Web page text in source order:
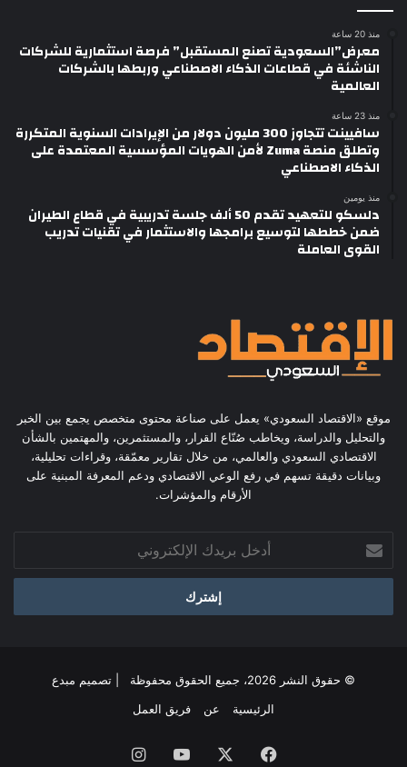
منذ 20 ساعة
معرض”السعودية تصنع المستقبل” فرصة استثمارية للشركات
الناشئة في قطاعات الذكاء الاصطناعي وربطها بالشركات
العالمية
منذ 23 ساعة
سافيينت تتجاوز 300 مليون دولار من الإيرادات السنوية المتكررة
وتطلق منصة Zuma لأمن الهويات المؤسسية المعتمدة على
الذكاء الاصطناعي
منذ يومين
دلسكو للتعهيد تقدم 50 ألف جلسة تدريبية في قطاع الطيران
ضمن خططها لتوسيع برامجها والاستثمار في تقنيات تدريب
القوى العاملة
موقع «الاقتصاد السعودي» يعمل على صناعة محتوى متخصص يجمع بين الخبر
والتحليل والدراسة، ويخاطب صُنّاع القرار، والمستثمرين، والمهتمين بالشأن
الاقتصادي السعودي والعالمي، من خلال تقارير معمّقة، وقراءات تحليلية،
وبيانات دقيقة تسهم في رفع الوعي الاقتصادي ودعم المعرفة المبنية على
الأرقام والمؤشرات.
بريدك
الإلكتروني
© حقوق النشر 2026، جميع الحقوق محفوظة | تصميم
مبدع
الرئيسية
عن فريق العمل
فيسبوك ‫YouTubeانستقرام